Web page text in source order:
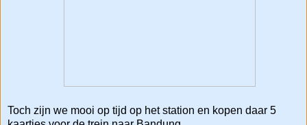
Toch zijn we mooi op tijd op het station en kopen daar 5